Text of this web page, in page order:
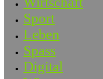
Sport
Leben
Spass
Digital